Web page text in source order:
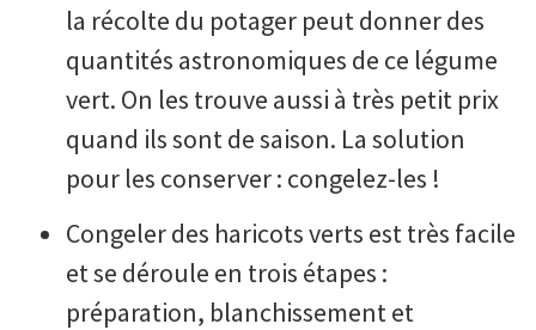
la récolte du potager peut donner des
quantités astronomiques de ce légume
vert. On les trouve aussi à très petit prix
quand ils sont de saison. La solution
pour les conserver : congelez-les !
Congeler des haricots verts est très facile
et se déroule en trois étapes :
préparation, blanchissement et